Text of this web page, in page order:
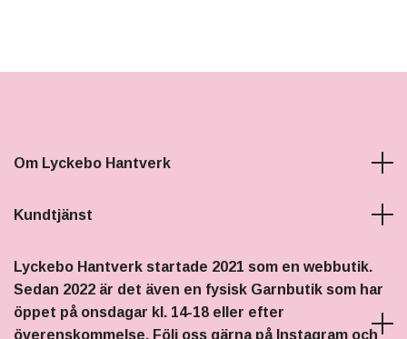
Om Lyckebo Hantverk
Kundtjänst
Lyckebo Hantverk startade 2021 som en webbutik.
Sedan 2022 är det även en fysisk Garnbutik som har
öppet på onsdagar kl. 14-18 eller efter
överenskommelse. Följ oss gärna på Instagram och